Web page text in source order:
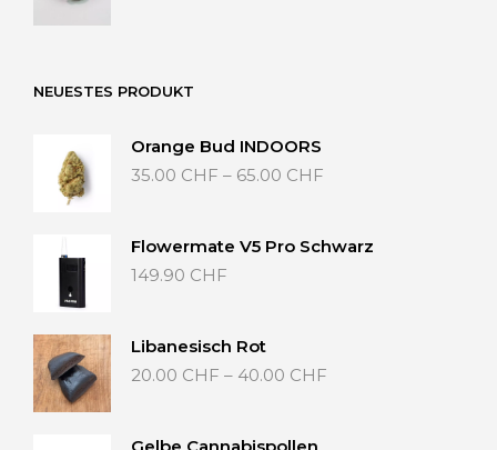
NEUESTES PRODUKT
Orange Bud INDOORS
35.00 CHF – 65.00 CHF
65.00 CHF
Flowermate V5 Pro Schwarz
149.90 CHF
Libanesisch Rot
20.00 CHF – 40.00 CHF